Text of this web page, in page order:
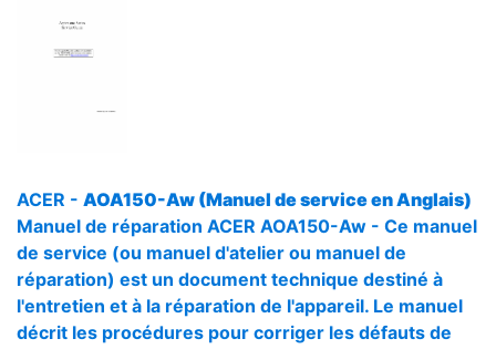
ACER - AOA150-Aw (Manuel de service en Anglais)
Manuel de réparation ACER AOA150-Aw - Ce manuel
de service (ou manuel d'atelier ou manuel de
réparation) est un document technique destiné à
l'entretien et à la réparation de l'appareil. Le manuel
décrit les procédures pour corriger les défauts de